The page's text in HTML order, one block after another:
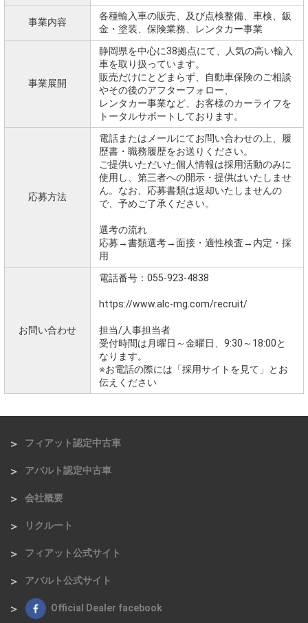
事業内容
各種輸入車の販売、及び点検整備、車検、鈑
金・塗装、保険業務、レンタカー事業
事業展開
静岡県を中心に38拠点にて、人気の高い輸入
車を取り扱っています。
販売だけにとどまらず、自動車保険のご相談
やその後のアフターフォロー、
レンタカー事業など、お客様のカーライフを
トータルサポートしております。
応募方法
電話またはメールにてお問い合わせの上、履
歴書・職務履歴をお送りください。
ご提供いただいた個人情報は採用活動のみに
使用し、第三者への開示・提供はいたしませ
ん。なお、応募書類は返却いたしませんの
で、予めご了承ください。
選考の流れ
応募→書類選考→面接・適性検査→内定・採
用
お問い合わせ
電話番号：055-923-4838
https://www.alc-mg.com/recruit/
担当/人事担当者
受付時間は月曜日～金曜日、9:30～18:00と
なります。
※お電話の際には「採用サイトを見て」とお
伝えください
フィアット認定中古車
アバルト認定中古車
会社概要
リクルート
フィアット公式サイト
アバルト公式サイト
Official Dealer facebook